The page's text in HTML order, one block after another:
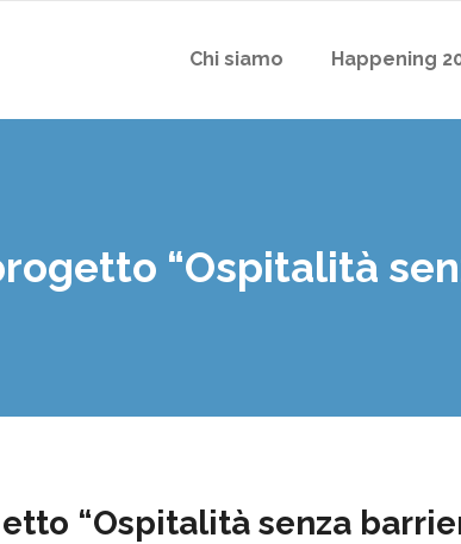
Chi siamo Happening
“Ospitalità
“Ospitalità senza